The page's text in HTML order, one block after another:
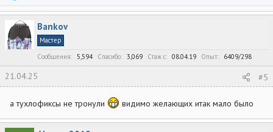
а
к
ц
и
и
Bankov
Мастер
Сообщения
5,594 Спасибо 3,069 Стаж c 08.04.19 Опыт 6409/298
21.04.25 #5
а тухлофиксы не тронули видимо желающих итак мало было